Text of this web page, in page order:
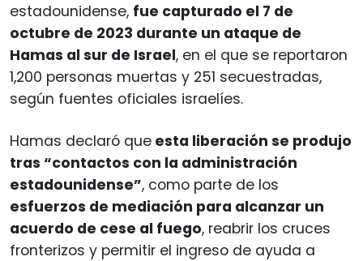
estadounidense, fue capturado el 7 de
octubre de 2023 durante un ataque de
Hamas al sur de Israel, en el que se reportaron
1,200 personas muertas y 251 secuestradas,
según fuentes oficiales israelíes.
Hamas declaró que esta liberación se produjo
tras “contactos con la administración
estadounidense”, como parte de los
esfuerzos de mediación para alcanzar un
acuerdo de cese al fuego, reabrir los cruces
fronterizos y permitir el ingreso de ayuda a